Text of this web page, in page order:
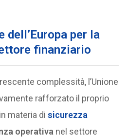
dell’Europa per la
finanziario
complessità, l’Unione
rafforzato il proprio
in materia disicurezza
operativa nel settore